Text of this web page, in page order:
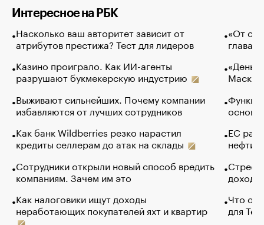
Интересное на РБК
Насколько ваш авторитет зависит от
атрибутов престижа? Тест для лидеров
Казино проиграло. Как ИИ-агенты
разрушают букмекерскую индустрию
Выживают сильнейших. Почему компании
избавляются от лучших сотрудников
Как банк Wildberries резко нарастил
кредиты селлерам до атак на склады
Сотрудники открыли новый способ вредить
компаниям. Зачем им это
Как налоговики ищут доходы
неработающих покупателей яхт и квартир
«От
глава
Маск в
основ
ЕС
нефти
Что
для